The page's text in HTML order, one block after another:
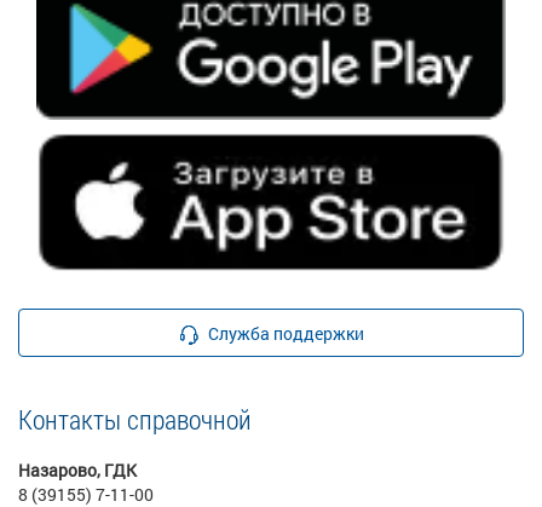
Служба поддержки
Контакты справочной
Назарово, ГДК
8 (39155) 7-11-00